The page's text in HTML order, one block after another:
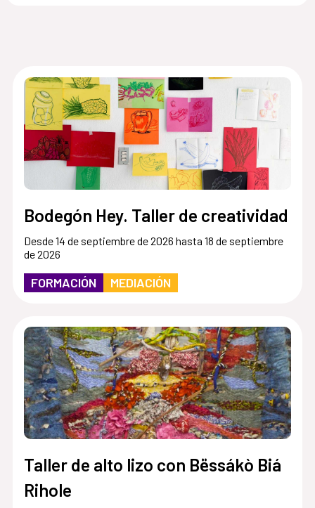
Bodegón Hey. Taller de creatividad
Desde 14 de septiembre de 2026 hasta 18 de septiembre
de 2026
FORMACIÓN MEDIACIÓN
Taller de alto lizo con Bëssákò Biá
Rihole